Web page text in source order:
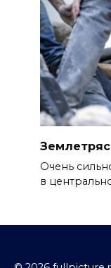
Очень
в